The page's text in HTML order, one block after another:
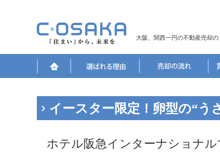
大阪、関西一円の不動産売却
イースター限定！卵型の“う
ホテル阪急インターナショナ